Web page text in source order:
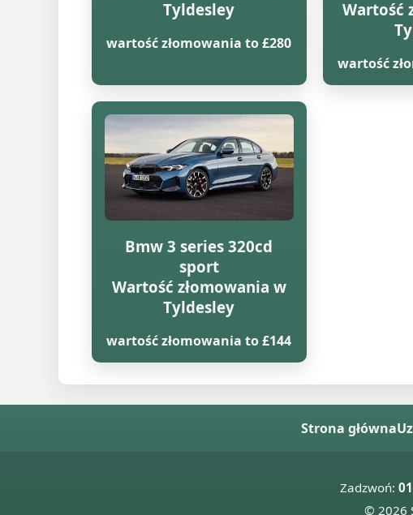
Tyldesley
wartość złomowania to £280
Wartość
wartość
Bmw 3 series 320cd
sport
Wartość złomowania w
Tyldesley
wartość złomowania to £144
Strona główna
Zadzwoń:
© 2026